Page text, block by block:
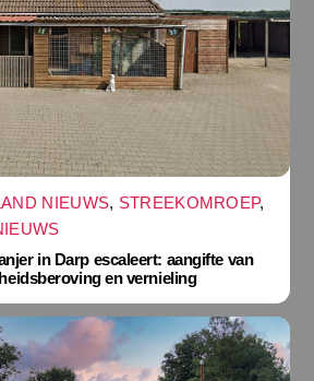
NIEUWS, STREEKOMROEP,
in Darp escaleert: aangifte van
en vernieling